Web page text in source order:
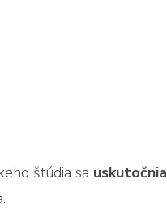
štúdia sa uskutočnia